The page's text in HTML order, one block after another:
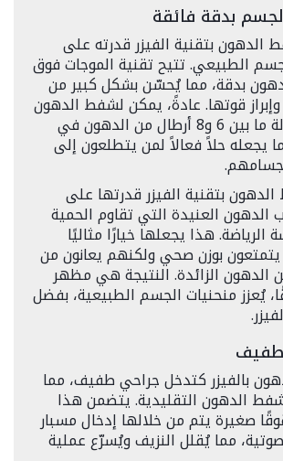
بدقة فائقة
الدهون بتقنية الفيزر قدرته على
الطبيعي. تتيح تقنية الموجات فوق
بدقة، مما يُحسّن بشكل كبير من
قوتها. عادةً، يمكن لشفط الدهون
بتقنية الفيزر إزالة ما بين 6 و8 أرطال من الدهون في
يجعله حلاً فعالاً لمن يتطلعون إلى
بتقنية الفيزر قدرتها على
العنيدة التي تقاوم الحمية
الرياضة. هذا يجعلها خيارًا مثاليًا
بوزن صحي ولكنهم يعانون من
الدهون الزائدة. النتيجة هي مظهر
يُعزز منحنيات الجسم الطبيعية، بفضل
بالفيزر كتدخل جراحي طفيف، مما
الدهون التقليدية. يتضمن هذا
صغيرة يتم من خلالها إدخال مسبار
مما يُقلل النزيف ويُسرّع عملية